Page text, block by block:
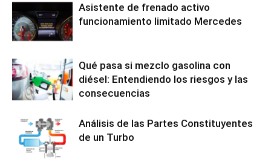
Asistente de frenado activo
funcionamiento limitado Mercedes
Qué pasa si mezclo gasolina con
diésel: Entendiendo los riesgos y las
consecuencias
Análisis de las Partes Constituyentes
de un Turbo